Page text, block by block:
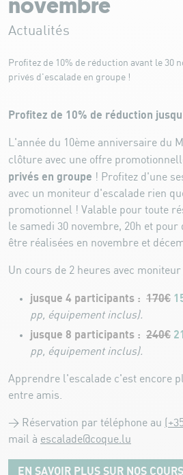
novembre
Actualités
Profitez de 10% de réduction avant le 30
privés d'escalade en groupe !
Profitez de 10% de réduction
L'année du 10ème anniversaire du
clôture avec une offre
privés en groupe ! Profitez d'une
avec un moniteur d'escalade rien
promotionnel ! Valable pour toute
le samedi 30 novembre, 20h et pour
être réalisées en novembre et
Un cours de 2 heures avec
jusque 4 participants : 170€
pp, équipement inclus).
jusque 8 participants : 240€
pp, équipement inclus).
Apprendre l'escalade c'est encore
entre amis.
> Réservation par téléphone au
mail à escalade@coque.lu
EN SAVOIR PLUS SUR NOS COURS